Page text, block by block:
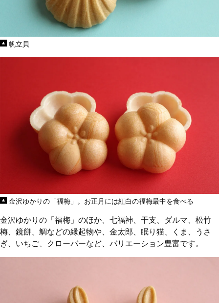
帆立貝
金沢ゆかりの「福梅」。お正月には紅白の福梅最中を食べる
金沢ゆかりの「福梅」のほか、七福神、干支、ダルマ、松竹
梅、鏡餅、鯛などの縁起物や、金太郎、眠り猫、くま、うさ
ぎ、いちご、クローバーなど、バリエーション豊富です。